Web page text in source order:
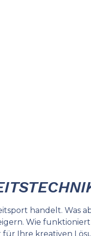
handelt. Was
Wie funktioniert
für Ihre kreativen